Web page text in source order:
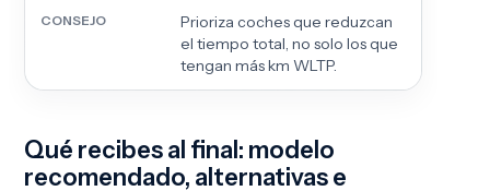
Prioriza coches que reduzcan
el tiempo total, no solo los que
tengan más km WLTP.
Qué recibes al final: modelo
recomendado, alternativas e